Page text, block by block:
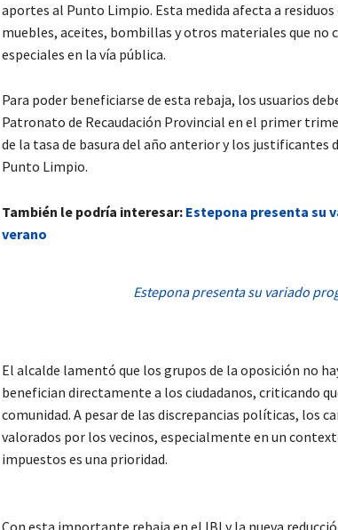
aportes al Punto Limpio. Esta medida afecta a
muebles, aceites, bombillas y otros materiales que no
especiales en la vía pública.
Para poder beneficiarse de esta rebaja, los usuarios
Patronato de Recaudación Provincial en el primer
de la tasa de basura del año anterior y los justificantes
Punto Limpio.
También le podría interesar: Estepona presenta su
verano
Estepona presenta su variado
El alcalde lamentó que los grupos de la oposición no
benefician directamente a los ciudadanos, criticando
comunidad. A pesar de las discrepancias políticas, los
valorados por los vecinos, especialmente en un
impuestos es una prioridad.